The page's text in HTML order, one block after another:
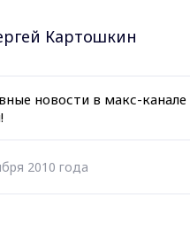
Картошкин
новости в макс-канале
2010 года